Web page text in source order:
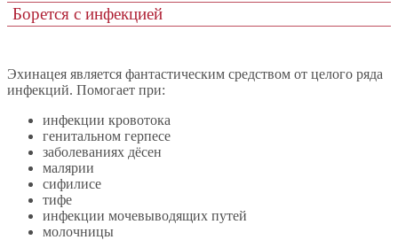
Борется с инфекцией
Эхинацея является фантастическим средством от целого ряда
инфекций. Помогает при:
инфекции кровотока
генитальном герпесе
заболеваниях дёсен
малярии
сифилисе
тифе
инфекции мочевыводящих путей
молочницы